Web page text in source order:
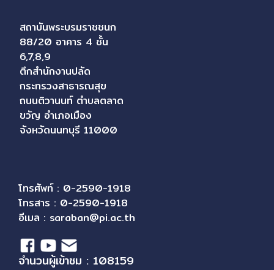
สถาบันพระบรมราชชนก
88/20 อาคาร 4 ชั้น
6,7,8,9
ตึกสำนักงานปลัด
กระทรวงสาธารณสุข
ถนนติวานนท์ ตำบลตลาด
ขวัญ อำเภอเมือง
จังหวัดนนทบุรี 11000
โทรศัพท์ : 0-2590-1918
โทรสาร : 0-2590-1918
อีเมล : saraban@pi.ac.th
จำนวนผู้เข้าชม : 108159